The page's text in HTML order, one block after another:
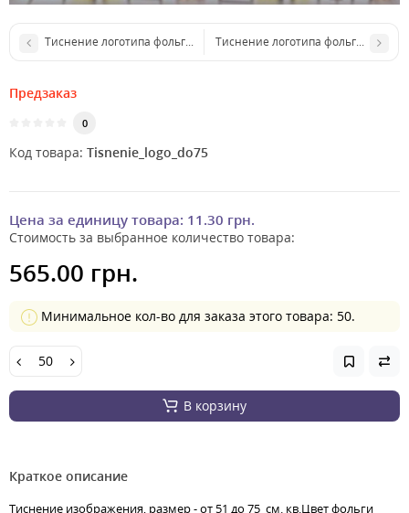
Тиснение логотипа фольгой (размер до 25 см2)
Тиснение логотипа фольгой
Предзаказ
0
Код товара: Tisnenie_logo_do75
Цена за единицу товара: 11.30 грн.
Стоимость за выбранное количество товара:
565.00 грн.
Минимальное кол-во для заказа этого товара: 50.
В корзину
Краткое описание
Тиснение изображения, размер - от 51 до 75 см. кв.Цвет фольги